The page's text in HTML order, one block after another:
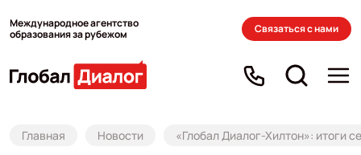
Международное агентство
образования за рубежом
Связаться с нами
Главная Новости «Глобал Диалог-Хилтон»: итоги